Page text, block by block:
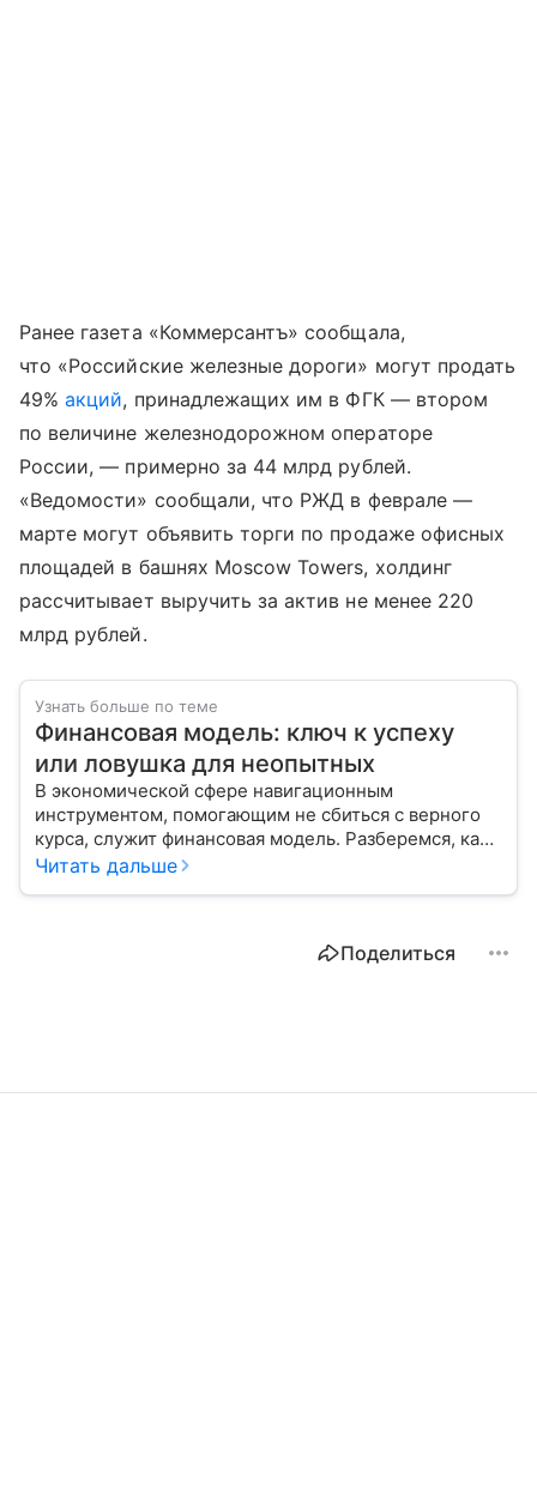
Ранее газета «Коммерсантъ» сообщала,
что «Российские железные дороги» могут продать
49%акций, принадлежащих им в ФГК — втором
по величине железнодорожном операторе
России, — примерно за 44 млрд рублей.
«Ведомости» сообщали, что РЖД в феврале —
марте могут объявить торги по продаже офисных
площадей в башнях Moscow Towers, холдинг
рассчитывает выручить за актив не менее 220
млрд рублей.
Узнать больше по теме
Финансовая модель: ключ к успеху
или ловушка для неопытных
В экономической сфере навигационным
инструментом, помогающим не сбиться с верного
курса, служит финансовая модель. Разберемся, как
правильно построить свой путь к финансовому
Читать дальше
Поделиться